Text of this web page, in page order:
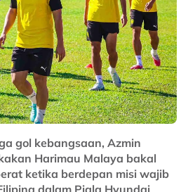
gol kebangsaan, Azmin
Harimau Malaya bakal
ketika berdepan misi wajib
dalam Piala Hyundai